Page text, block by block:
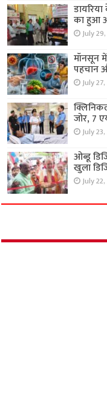
का हुआ
July
मॉनसून
पहचान
July
जोर, 7
July
ओब्डू
खुला
July